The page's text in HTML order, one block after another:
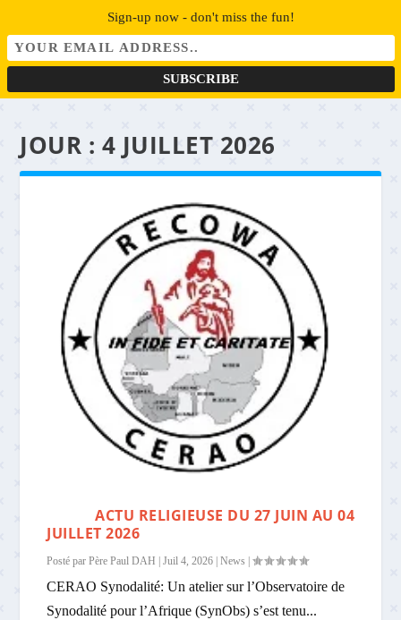
JOUR : 4 JUILLET 2026
ACTU RELIGIEUSE DU 27 JUIN AU 04
JUILLET 2026
Posté parPère Paul DAH |Juil 4, 2026 |News |
CERAO Synodalité: Un atelier sur l’Observatoire de
Synodalité pour l’Afrique (SynObs) s’est tenu...
Sign-up now - don't miss the fun!